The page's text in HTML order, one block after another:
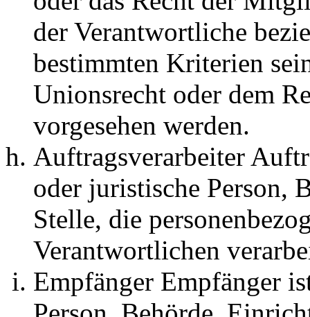
der Verantwortliche
bestimmten Kriterien
Unionsrecht oder dem
vorgesehen werden.
Auftragsverarbeiter
oder juristische Person,
Stelle, die
Verantwortlichen
Empfänger Empfänger